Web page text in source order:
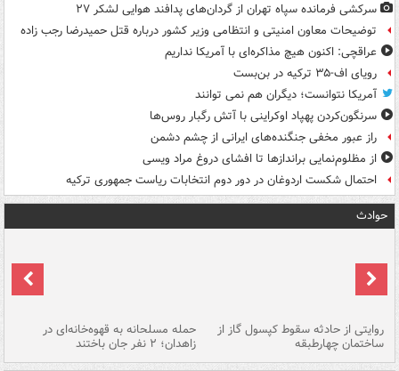
سرکشی فرمانده سپاه تهران از گردان‌های پدافند هوایی لشکر ۲۷
توضیحات معاون امنیتی و انتظامی وزیر کشور درباره قتل حمیدرضا رجب زاده
عراقچی: اکنون هیچ مذاکره‌ای با آمریکا نداریم
رویای اف-۳۵ ترکیه در بن‌بست
آمریکا نتوانست؛ دیگران هم نمی توانند
سرنگون‌کردن پهپاد اوکراینی با آتش رگبار روس‌ها
راز عبور مخفی جنگنده‌های ایرانی از چشم دشمن
از مظلوم‌نمایی براندازها تا افشای دروغ مراد ویسی
احتمال شکست اردوغان در دور دوم انتخابات ریاست جمهوری ترکیه
حوادث
روایتی از حادثه سقوط کپسول گاز از
ساختمان چهارطبقه
حمله مسلحانه به قهوه‌خانه‌ای در
زاهدان؛ ۲ نفر جان باختند